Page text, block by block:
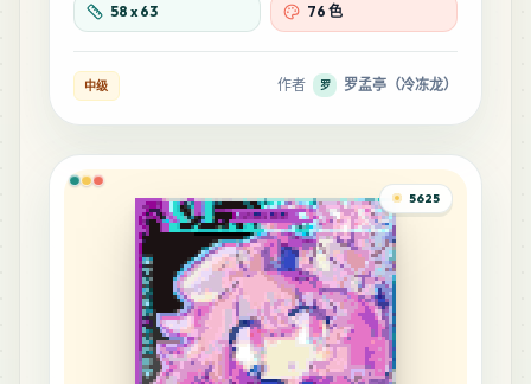
58 x 63 76 色
中级 作者 罗 罗孟亭（冷冻龙）
5625